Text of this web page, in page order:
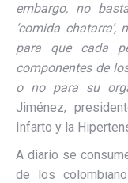
embargo, no
‘comida
para que cada
componentes de
o no para su
Jiménez,
Infarto y la
A diario se
de los